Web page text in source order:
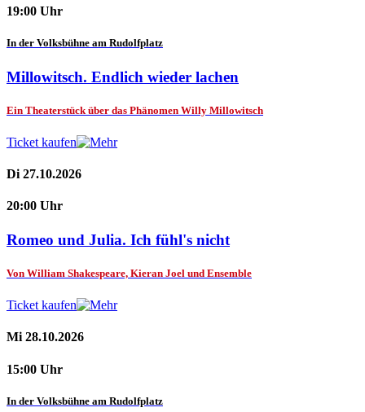
19:00 Uhr
In der Volksbühne am Rudolfplatz
Millowitsch. Endlich wieder lachen
Ein Theaterstück über das Phänomen Willy Millowitsch
Ticket kaufen
Di 27.10.2026
20:00 Uhr
Romeo und Julia. Ich fühl's nicht
Von William Shakespeare, Kieran Joel und Ensemble
Ticket kaufen
Mi 28.10.2026
15:00 Uhr
In der Volksbühne am Rudolfplatz